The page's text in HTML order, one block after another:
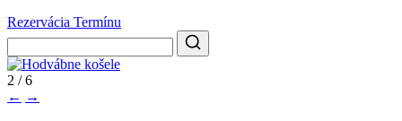
Rezervácia Termínu
2 / 6
← →